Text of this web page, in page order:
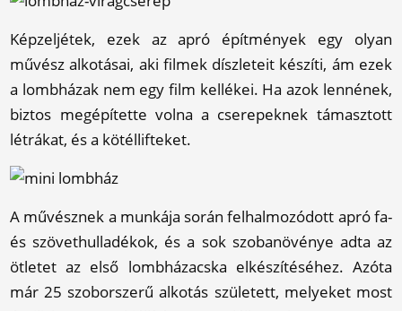
Képzeljétek, ezek az apró építmények egy olyan
művész alkotásai, aki filmek díszleteit készíti, ám ezek
a lombházak nem egy film kellékei. Ha azok lennének,
biztos megépítette volna a cserepeknek támasztott
létrákat, és a kötéllifteket.
A művésznek a munkája során felhalmozódott apró fa-
és szövethulladékok, és a sok szobanövénye adta az
ötletet az első lombházacska elkészítéséhez. Azóta
már 25 szoborszerű alkotás született, melyeket most